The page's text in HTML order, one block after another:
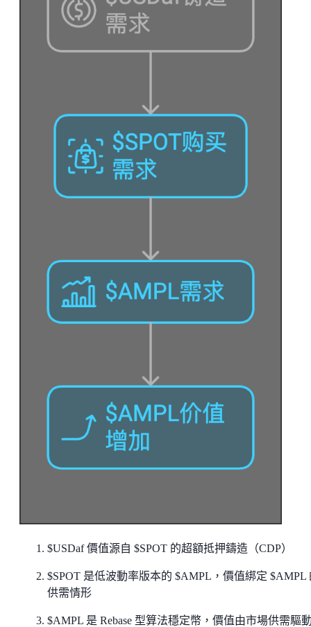
$USDaf 價值源自 $SPOT 的超額抵押鑄造（CDP）
$SPOT 是低波動率版本的 $AMPL，價值綁定 $AMPL
供需情形
$AMPL 是 Rebase 型算法穩定幣，價值由市場供需驅